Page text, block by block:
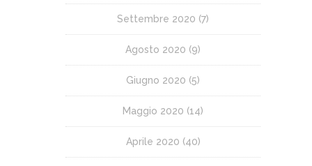
Settembre 2020 (7)
Agosto 2020 (9)
Giugno 2020 (5)
Maggio 2020 (14)
Aprile 2020 (40)